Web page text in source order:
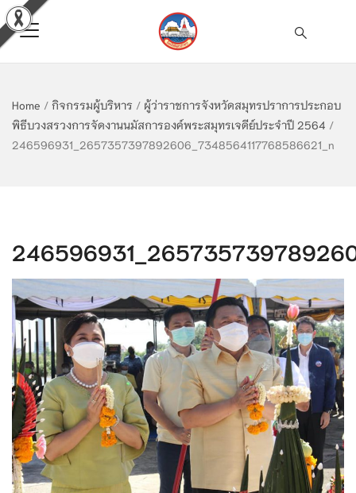
Home / กิจกรรมผู้บริหาร / ผู้ว่าราชการจังหวัดสมุทรปราการประกอบ
พิธีบวงสรวงการจัดงานนมัสการองค์พระสมุทรเจดีย์ประจำปี 2564 /
246596931_2657357397892606_7348564117768586621_n